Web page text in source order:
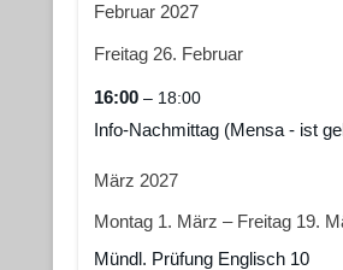
Februar 2027
Freitag 26. Februar
16:00 – 18:00
Info-Nachmittag (Mensa - ist
März 2027
Montag 1. März – Freitag 19.
Mündl. Prüfung Englisch 10